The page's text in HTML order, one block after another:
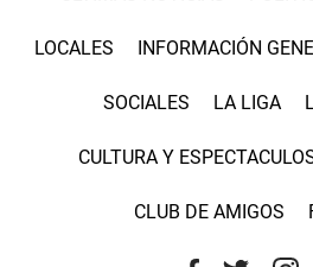
LOCALES INFORMACIÓN
SOCIALES LA LIGA
CULTURA Y
CLUB DE AMIGOS